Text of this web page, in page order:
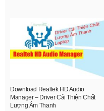
Download Realtek HD Audio
Manager – Driver Cải Thiện Chất
Lượng Âm Thanh